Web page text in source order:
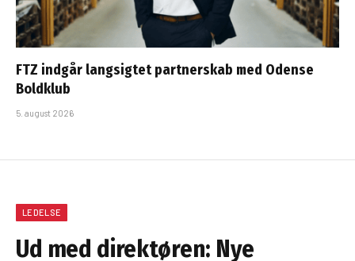
FTZ indgår langsigtet partnerskab med Odense
Boldklub
5. august 2026
LEDELSE
Ud med direktøren: Nye